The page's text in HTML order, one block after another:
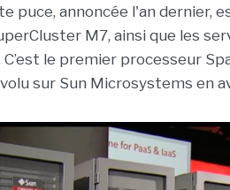
puce, annoncée l'an dernier,
M7, ainsi que les
C’est le premier processeur
sur Sun Microsystems en